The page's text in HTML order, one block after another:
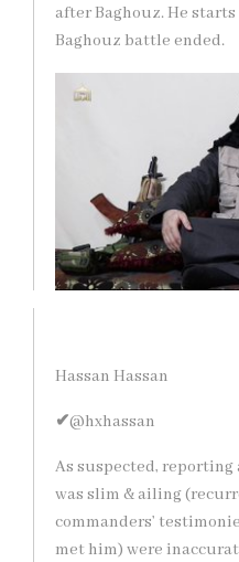
after Baghouz. He
Baghouz battle ended.
Hassan Hassan
✔@hxhassan
As suspected,
was slim & ailing
commanders’
met him) were